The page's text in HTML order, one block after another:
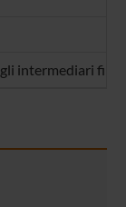
intermediari